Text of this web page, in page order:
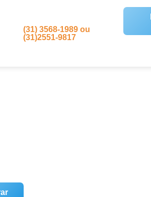
(31) 3568-1989 ou
(31)2551-9817